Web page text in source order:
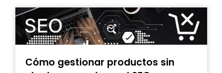
Cómo gestionar productos sin